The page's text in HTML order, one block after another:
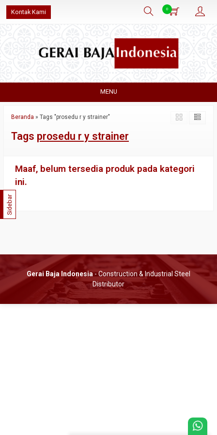
Kontak Kami 0
MENU
Beranda » Tags "prosedu r y strainer"
Tags prosedu r y strainer
Maaf, belum tersedia produk pada kategori
ini.
Sidebar
Gerai Baja Indonesia- Construction & Industrial Steel
Distributor